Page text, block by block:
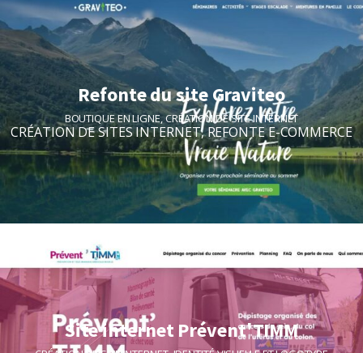
Refonte du site Graviteo
BOUTIQUE EN LIGNE,CRÉATION DE SITE INTERNET
CRÉATION DE SITES INTERNET,REFONTE E-COMMERCE
Site internet Prévent'TIMM